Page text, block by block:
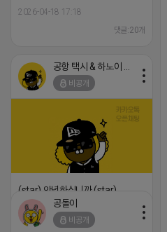
2026-04-18 17:18
댓글:20개
비공개
(star) 안녕하십니까 (star)
2026-04-18 17:12
공돌이
비공개